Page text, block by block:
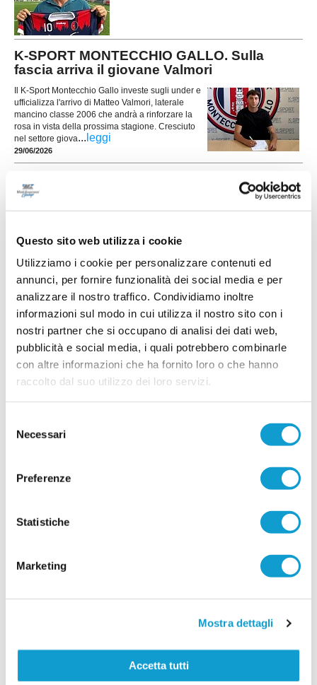
Questo sito web utilizza i cookie
Utilizziamo i cookie per personalizzare contenuti ed
annunci, per fornire funzionalità dei social media e per
analizzare il nostro traffico. Condividiamo inoltre
informazioni sul modo in cui utilizza il nostro sito con i
nostri partner che si occupano di analisi dei dati web,
pubblicità e social media, i quali potrebbero combinarle
con altre informazioni che ha fornito loro o che hanno
raccolto dal suo utilizzo dei loro servizi.
delNecessari
Preferenze
Statistiche
Marketing
Mostra dettagli
Accetta tutti
K-SPORT MONTECCHIO GALLO. Sulla
fascia arriva il giovane Valmori
Il K-Sport Montecchio Gallo investe sugli under e
ufficializza l'arrivo di Matteo Valmori, laterale
mancino classe 2006 che andrà a rinforzare la
rosa in vista della prossima stagione. Cresciuto
nel settore giova... leggi
29/06/2026
ATLETICO MONDOLFO. Rinnovato il
direttivo: Colonna nuovo presidente
Tempo di novità in casa Atletico Mondolfo 1952,
vertici societari in vista della prossima stagione di
26/06/2026
Vai all'edizione provinciale